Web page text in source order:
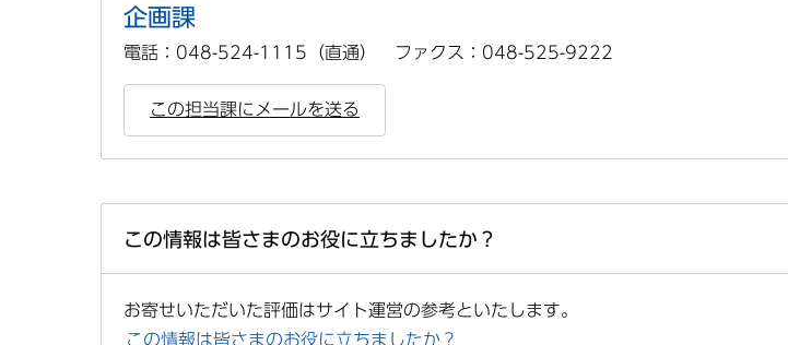
企画課
電話：048-524-1115（直通） ファクス：048-525-9222
この担当課にメールを送る
この情報は皆さまのお役に立ちましたか？
お寄せいただいた評価はサイト運営の参考といたします。
この情報は皆さまのお役に立ちましたか？